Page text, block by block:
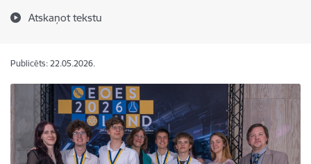
Atskaņot tekstu
Publicēts: 22.05.2026.